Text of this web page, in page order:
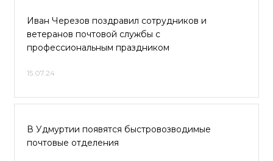
Иван Черезов поздравил сотрудников и
ветеранов почтовой службы с
профессиональным праздником
15.07.24
В Удмуртии появятся быстровозводимые
почтовые отделения